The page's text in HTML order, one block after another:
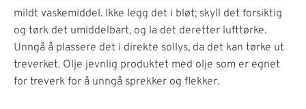
mildt vaskemiddel. Ikke legg det i bløt; skyll det forsiktig
og tørk det umiddelbart, og la det deretter lufttørke.
Unngå å plassere det i direkte sollys, da det kan tørke ut
treverket. Olje jevnlig produktet med olje som er egnet
for treverk for å unngå sprekker og flekker.